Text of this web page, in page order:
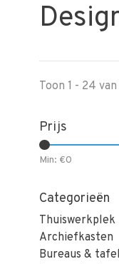
Toon 1 - 24
Prijs
Min: €0
Categorieën
Thuiswerkplek
Archiefkasten
Bureaus &